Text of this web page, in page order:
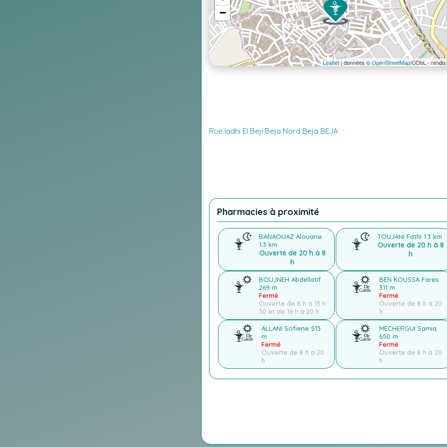
−
Leaflet| données ©OpenStreetMap/ODbL - rendu
Rue Iadhi El Beji Beja Nord Beja BEJA
Pharmacies à proximité
BANAOUAZ Alouane
1.3 km
Ouverte de 20 h à 8
h
TOUJANI Fathi 1.3 km
Ouverte de 20 h à 8
h
BOUJNEH Abdellatif
269 m
Fermé
Ouverte de 8 h à 13 h
30 et de 16 h à 20 h
BEN KOUSSA Fares
311 m
Fermé
Ouverte de 8 h à 20
h
ALLANI Sofiene 513
m
Fermé
Ouverte de 8 h à 20
h
MECHERGUI Samia
650 m
Fermé
Ouverte de 8 h à 20
h